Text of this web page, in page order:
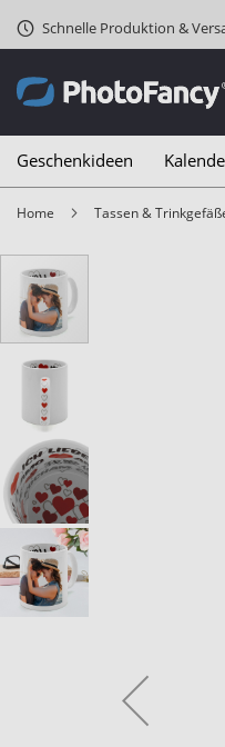
Schnelle Produktion &
Geschenkideen
Home Tassen &
Zum
Ende
der
springen